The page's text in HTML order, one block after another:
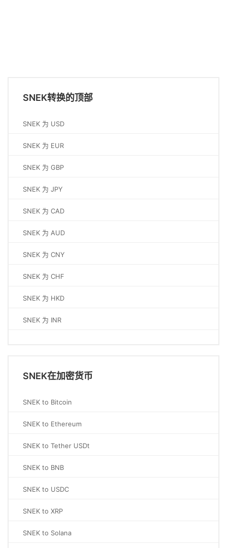
SNEK转换的顶部
SNEK 为 USD
SNEK 为 EUR
SNEK 为 GBP
SNEK 为 JPY
SNEK 为 CAD
SNEK 为 AUD
SNEK 为 CNY
SNEK 为 CHF
SNEK 为 HKD
SNEK 为 INR
SNEK在加密货币
SNEK to Bitcoin
SNEK to Ethereum
SNEK to Tether USDt
SNEK to BNB
SNEK to USDC
SNEK to XRP
SNEK to Solana